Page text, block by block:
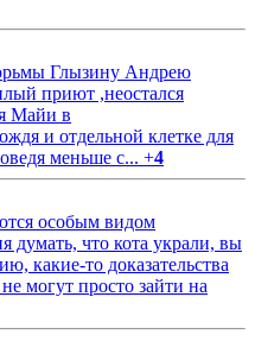
Глызину Андрею
приют ,неостался
Майи в
и отдельной клетке для
меньше с... +4
особым видом
думать, что кота украли, вы
какие-то доказательства
могут просто зайти на